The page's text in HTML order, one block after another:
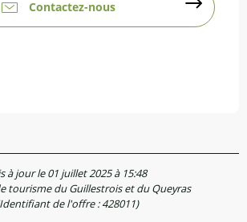
Contactez-nous
à jour le 01 juillet 2025 à 15:48
tourisme du Guillestrois et du Queyras
de l'offre :428011)